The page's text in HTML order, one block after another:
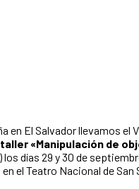
en El Salvador llevamos
taller «Manipulación de
días 29 y 30 de
el Teatro Nacional de San